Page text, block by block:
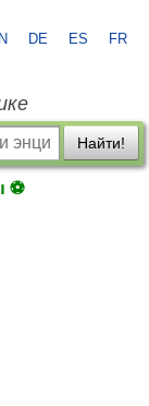
DE ES FR
Найти!
⚽